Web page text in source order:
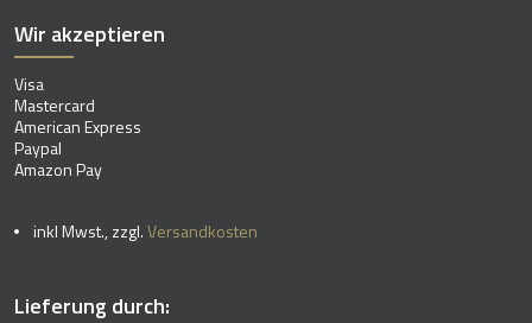
Wir akzeptieren
Visa
Mastercard
American Express
Paypal
Amazon Pay
inkl Mwst., zzgl.Versandkosten
Lieferung durch: